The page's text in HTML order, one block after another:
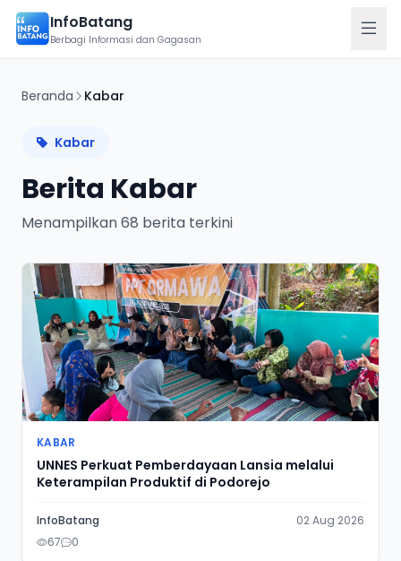
InfoBatang
Berbagi Informasi dan Gagasan
Terkini
Kategori berita
Esai
Kabar
Kriminal
Kuliner
Olahraga
Pemerintahan
Karir
Pelaporan
Laporkan kejadian
Tulis Artikel
Sampaikan gagasan Anda
Tentang
Informasi tentang kami
Beranda Kabar
Kabar
Berita Kabar
Menampilkan 68 berita terkini
KABAR
UNNES Perkuat Pemberdayaan Lansia melalui
Keterampilan Produktif di Podorejo
InfoBatang
02 Aug 2026
67
0